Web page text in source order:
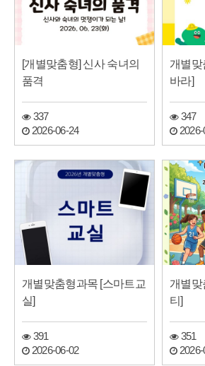
[개별맞춤형] 신사 숙녀의
품격
337
2026-06-24
개별맞
바라]
347
2026-
개별맞춤형과목 [스마트교
실]
391
2026-06-02
개별맞
티]
351
2026-